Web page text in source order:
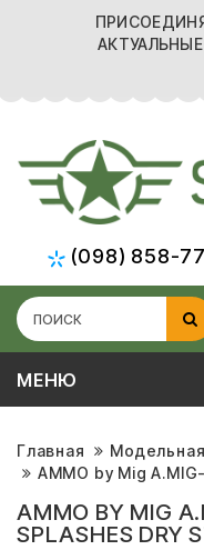
(098) 858-
МЕНЮ
Главная
AMMO by Mig
AMMO BY MIG
SPLASHES DRY